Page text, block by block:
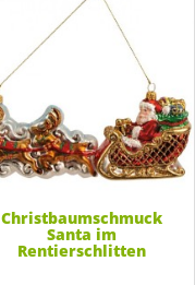
Christbaumschmuck
Santa im
Rentierschlitten